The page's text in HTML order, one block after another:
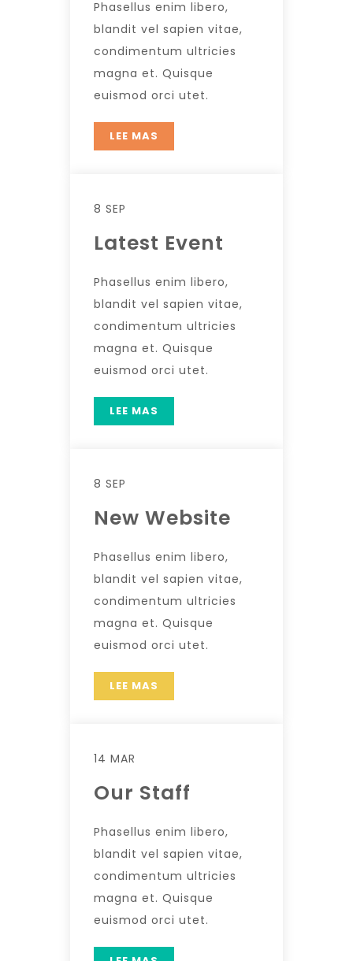
Phasellus enim libero,
blandit vel sapien vitae,
condimentum ultricies
magna et. Quisque
euismod orci utet.
LEE MAS
8 SEP
Latest Event
Phasellus enim libero,
blandit vel sapien vitae,
condimentum ultricies
magna et. Quisque
euismod orci utet.
LEE MAS
8 SEP
New Website
Phasellus enim libero,
blandit vel sapien vitae,
condimentum ultricies
magna et. Quisque
euismod orci utet.
LEE MAS
14 MAR
Our Staff
Phasellus enim libero,
blandit vel sapien vitae,
condimentum ultricies
magna et. Quisque
euismod orci utet.